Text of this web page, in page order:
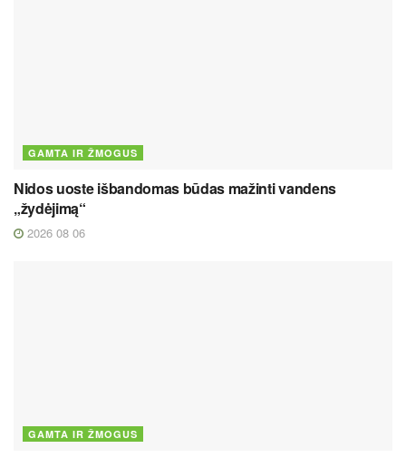
GAMTA IR ŽMOGUS
Nidos uoste išbandomas būdas mažinti vandens
„žydėjimą“
2026 08 06
GAMTA IR ŽMOGUS